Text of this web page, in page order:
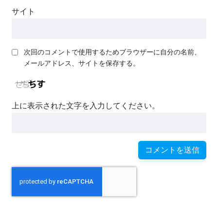
サイト
次回のコメントで使用するためブラウザーに自分の名前、
メールアドレス、サイトを保存する。
上に表示された文字を入力してください。